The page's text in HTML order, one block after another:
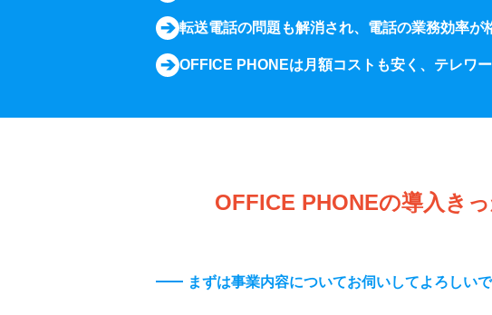
転送電話の問題も解消され、電話の業務効率が
OFFICE PHONEは月額コストも安く、テレワ
OFFICE PHONEの導入き
まずは事業内容についてお伺いしてよろしい